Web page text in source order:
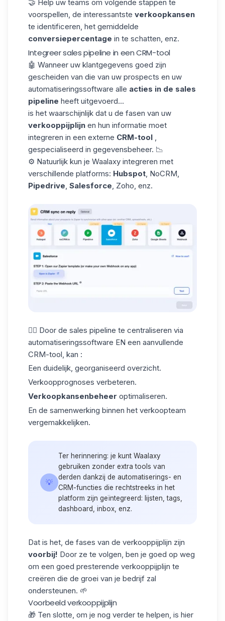
🤝 Help uw teams om volgende stappen te
voorspellen, de interessantste verkoopkansen
te identificeren, het gemiddelde
conversiepercentage in te schatten, enz.
Integreer sales pipeline in een CRM-tool
🤖 Wanneer uw klantgegevens goed zijn
gescheiden van die van uw prospects en uw
automatiseringssoftware alle acties in de sales
pipeline heeft uitgevoerd...
is het waarschijnlijk dat u de fasen van uw
verkooppijplijn en hun informatie moet
integreren in een externe CRM-tool ,
gespecialiseerd in gegevensbeheer. 📉
⚙️ Natuurlijk kun je Waalaxy integreren met
verschillende platforms: Hubspot, NoCRM,
Pipedrive, Salesforce, Zoho, enz.
👉🏼 Door de sales pipeline te centraliseren via
automatiseringssoftware EN een aanvullende
CRM-tool , kan :
Een duidelijk, georganiseerd overzicht.
Verkoopprognoses verbeteren.
Verkoopkansenbeheer optimaliseren.
En de samenwerking binnen het verkoopteam
vergemakkelijken.
💡
Ter herinnering: je kunt Waalaxy
gebruiken zonder extra tools van
derden dankzij de automatiserings- en
CRM-functies die rechtstreeks in het
platform zijn geïntegreerd: lijsten, tags,
dashboard, inbox, enz.
Dat is het, de fases van de verkooppijplijn zijn
voorbij! Door ze te volgen, ben je goed op weg
om een goed presterende verkooppijplijn te
creëren die de groei van je bedrijf zal
ondersteunen. 🌱
Voorbeeld verkooppijplijn
🎁 Ten slotte, om je nog verder te helpen, is hier